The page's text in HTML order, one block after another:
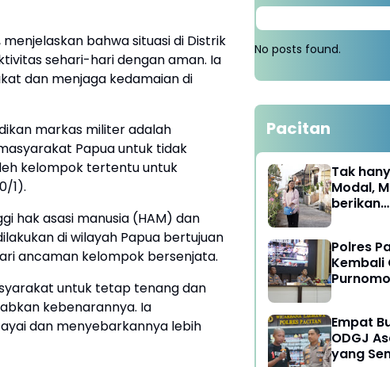
bahwa situasi di Distrik
sehari-hari dengan aman. Ia
dan menjaga kedamaian di
markas militer adalah
Papua untuk tidak
kelompok tertentu untuk
1).
hak asasi manusia (HAM) dan
di wilayah Papua bertujuan
ancaman kelompok bersenjata.
untuk tetap tenang dan
kebenarannya. Ia
dan menyebarkannya lebih
No posts found.
Pacitan
Tak
Modal,
berikan
Dapur
Polres
Kembali
Empat
ODGJ
yang